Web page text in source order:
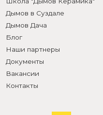
Дымов в Суздале
Дымов Дача
Блог
Наши партнеры
Документы
Вакансии
Контакты